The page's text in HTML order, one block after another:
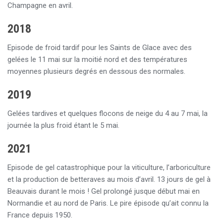
Champagne en avril.
2018
Episode de froid tardif pour les Saints de Glace avec des
gelées le 11 mai sur la moitié nord et des températures
moyennes plusieurs degrés en dessous des normales.
2019
Gelées tardives et quelques flocons de neige du 4 au 7 mai, la
journée la plus froid étant le 5 mai.
2021
Episode de gel catastrophique pour la viticulture, l’arboriculture
et la production de betteraves au mois d’avril. 13 jours de gel à
Beauvais durant le mois ! Gel prolongé jusque début mai en
Normandie et au nord de Paris. Le pire épisode qu’ait connu la
France depuis 1950.